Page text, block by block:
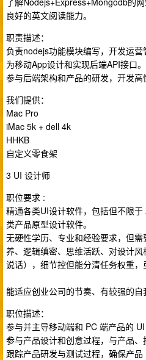
良好的英文阅读能力。
职责描述：
负责nodejs功能模块编写，开发运营
为移动App设计和实现后端API接口。
参与后端架构和产品的研发，开发高
我们提供：
Mac Pro
iMac 5k + dell 4k
HHKB
自定义零食架
3 UI 设计师
职位要求 :
精通各类UI设计软件，包括但不限
类产品原型设计软件。
无硬性学历、专业和经验要求，但
养、逻辑缜密、思维活跃、对设计
说话），细节控但能分清任务权重，
能适应创业公司的节奏、有较强的自
职位描述：
参与并主导移动端和 PC 端产品的 UI
参与产品设计和创意过程，与产品、
跟踪产品研发与测试过程，确保产品